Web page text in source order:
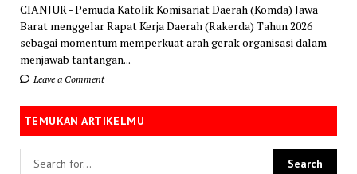
CIANJUR - Pemuda Katolik Komisariat Daerah (Komda) Jawa
Barat menggelar Rapat Kerja Daerah (Rakerda) Tahun 2026
sebagai momentum memperkuat arah gerak organisasi dalam
menjawab tantangan...
Leave a Comment
TEMUKAN ARTIKELMU